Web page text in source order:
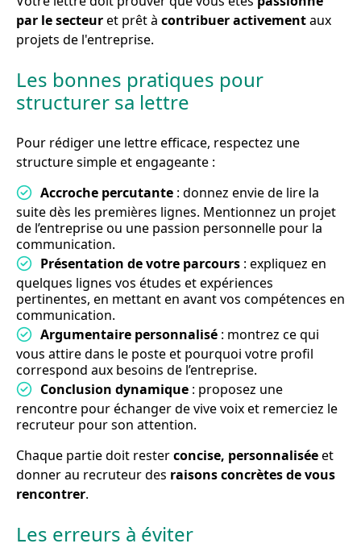
par le secteuret prêt à contribuer activementaux
projets de l'entreprise.
Les bonnes pratiques pour
structurer sa lettre
Pour rédiger une lettre efficace, respectez une
structure simple et engageante :
Accroche percutante : donnez envie de lire la
suite dès les premières lignes. Mentionnez un projet
de l’entreprise ou une passion personnelle pour la
communication.
Présentation de votre parcours : expliquez en
quelques lignes vos études et expériences
pertinentes, en mettant en avant vos compétences en
communication.
Argumentaire personnalisé : montrez ce qui
vous attire dans le poste et pourquoi votre profil
correspond aux besoins de l’entreprise.
Conclusion dynamique : proposez une
rencontre pour échanger de vive voix et remerciez le
recruteur pour son attention.
Chaque partie doit resterconcise, personnaliséeet
donner au recruteur des raisons concrètes de vous
rencontrer.
Les erreurs à éviter